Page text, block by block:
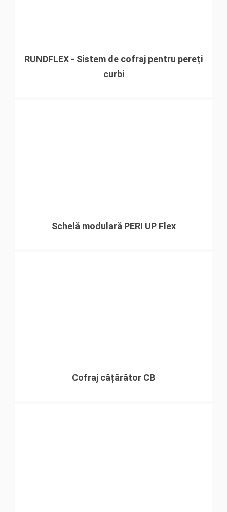
RUNDFLEX - Sistem de cofraj pentru pereți
curbi
Schelă modulară PERI UP Flex
Cofraj cățărător CB